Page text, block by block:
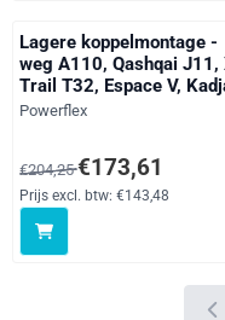
Lagere koppelmontage -
weg A110, Qashqai J11,
Trail T32, Espace V,
Koleos II, Megane Models,
Merk:
Powerflex
Van 204,25 voor 173,61,
€204,25€173,61
Prijs excl. btw: €143,48